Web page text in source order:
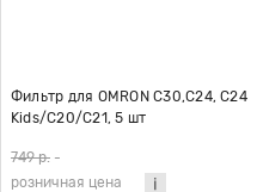
Фильтр для OMRON С30,С24, С24
Kids/С20/С21, 5 шт
749 р. -
розничная цена